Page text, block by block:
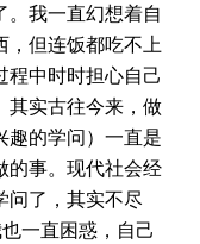
。我一直幻想着自
，但连饭都吃不上
程中时时担心自己
其实古往今来，做
趣的学问）一直是
的事。现代社会经
问了，其实不尽
直困惑，自己